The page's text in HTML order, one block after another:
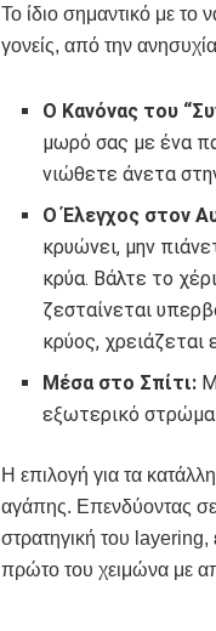
Το ίδιο σημαντικό με το
γονείς, από την
Ο Κανόνας του
μωρό σας με ένα
νιώθετε άνετα
Ο Έλεγχος στον
κρυώνει, μην
κρύα. Βάλτε το
ζεσταίνεται
κρύος, χρειάζεται
Μέσα στο Σπίτι:
εξωτερικό στρώμα
Η επιλογή για τα
αγάπης. Επενδύοντας
στρατηγική του layering,
πρώτο του χειμώνα με